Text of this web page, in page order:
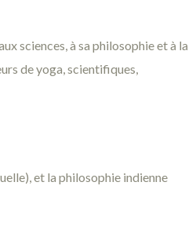
sciences, à sa philosophie et à la
de yoga, scientifiques,
et la philosophie indienne